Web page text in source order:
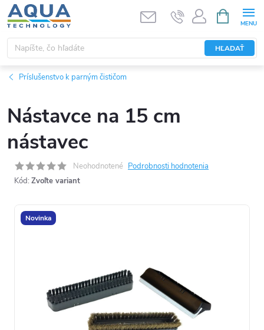
Prejsť
na
obsah
HĽADAŤ
KOŠÍK
Príslušenstvo k parným čističom
Nástavce na 15 cm
nástavec
Neohodnotené Podrobnosti hodnotenia
Kód: Zvoľte variant
Novinka